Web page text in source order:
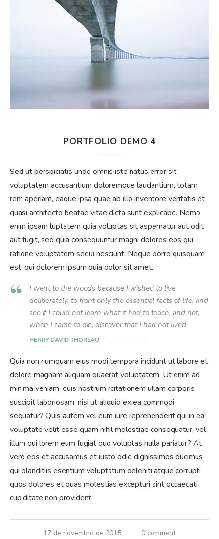
PORTFOLIO DEMO 4
Sed ut perspiciatis unde omnis iste natus error sit
voluptatem accusantium doloremque laudantium, totam
rem aperiam, eaque ipsa quae ab illo inventore veritatis et
quasi architecto beatae vitae dicta sunt explicabo. Nemo
enim ipsam luptatem quia voluptas sit aspernatur aut odit
aut fugit, sed quia consequuntur magni dolores eos qui
ratione voluptatem sequi nesciunt. Neque porro quisquam
est, qui dolorem ipsum quia dolor sit amet.
I went to the woods because I wished to live
deliberately, to front only the essential facts of life, and
see if I could not learn what it had to teach, and not,
when I came to die, discover that I had not lived.
HENRY DAVID THOREAU
Quia non numquam eius modi tempora incidunt ut labore et
dolore magnam aliquam quaerat voluptatem. Ut enim ad
minima veniam, quis nostrum rcitationem ullam corporis
suscipit laboriosam, nisi ut aliquid ex ea commodi
sequatur? Quis autem vel eum iure reprehenderit qui in ea
voluptate velit esse quam nihil molestiae consequatur, vel
illum qui lorem eum fugiat quo voluptas nulla pariatur? At
vero eos et accusamus et iusto odio dignissimos ducimus
qui blanditiis esentium voluptatum deleniti atque corrupti
quos dolores et quas molestias excepturi sint occaecati
cupiditate non provident,
17 de novembro de 2015 0 comment